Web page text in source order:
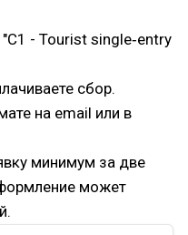
- Tourist single‑entry
сбор.
на email или в
минимум за две
может